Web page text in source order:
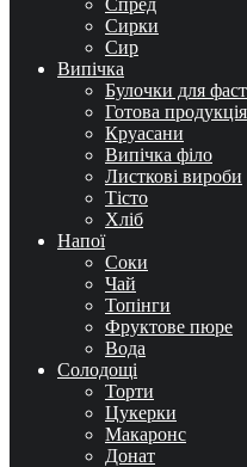
Сирки
Сир
Випічка
Булочки для
Готова продукція
Круасани
Випічка філо
Листкові вироби
Тісто
Хліб
Напої
Соки
Чай
Топінги
Фруктове пюре
Вода
Солодощі
Торти
Цукерки
Макаронс
Донат